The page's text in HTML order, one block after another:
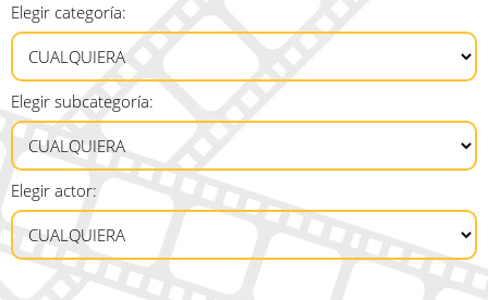
Elegir categoría:
Elegir subcategoría:
Elegir actor: